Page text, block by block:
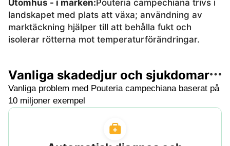
Utomhus - i marken: Pouteria campechiana trivs i
landskapet med plats att växa; användning av
marktäckning hjälper till att behålla fukt och
isolerar rötterna mot temperaturförändringar.
Vanliga skadedjur och sjukdomar
Vanliga problem med Pouteria campechiana baserat på
10 miljoner exempel